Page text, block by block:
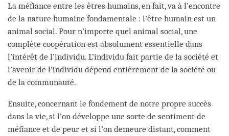
La méfiance entre les êtres humains, en fait, va à l’encontre
de la nature humaine fondamentale : l’être humain est un
animal social. Pour n’importe quel animal social, une
complète coopération est absolument essentielle dans
l’intérêt de l’individu. L’individu fait partie de la société et
l’avenir de l’individu dépend entièrement de la société ou
de la communauté.
Ensuite, concernant le fondement de notre propre succès
dans la vie, si l’on développe une sorte de sentiment de
méfiance et de peur et si l’on demeure distant, comment